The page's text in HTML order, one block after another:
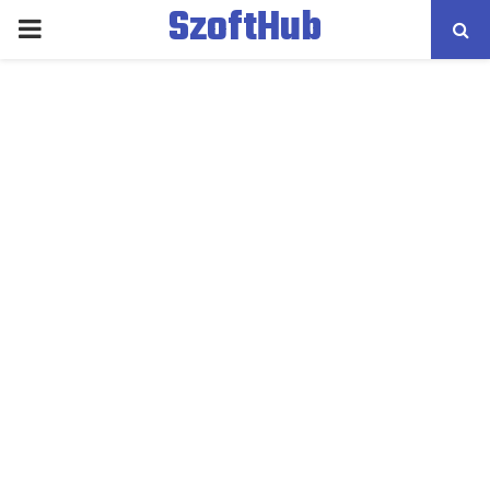
PRIMARY
SzoftHub